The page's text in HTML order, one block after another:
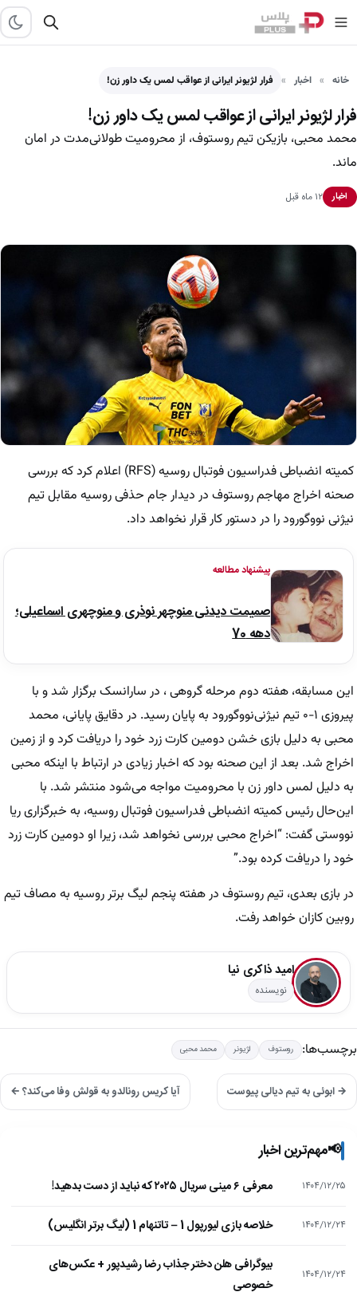
خانه اخبار فرار لژیونر ایرانی از عواقب لمس یک داور زن!
فرار لژیونر ایرانی از عواقب لمس یک داور زن!
محمد محبی، بازیکن تیم روستوف، از محرومیت طولانی‌مدت در امان
ماند.
اخبار ۱۲ ماه قبل
کمیته انضباطی فدراسیون فوتبال روسیه (RFS) اعلام کرد که بررسی
صحنه اخراج مهاجم روستوف در دیدار جام حذفی روسیه مقابل تیم
نیژنی نووگورود را در دستور کار قرار نخواهد داد.
پیشنهاد مطالعه
صمیمت دیدنی منوچهر نوذری و منوچهری اسماعیلی؛
دهه 70
این مسابقه، هفته دوم مرحله گروهی ، در سارانسک برگزار شد و با
پیروزی ۱-۰ تیم نیژنی‌نووگورود به پایان رسید. در دقایق پایانی، محمد
محبی به دلیل بازی خشن دومین کارت زرد خود را دریافت کرد و از زمین
اخراج شد. بعد از این صحنه بود که اخبار زیادی در ارتباط با اینکه محبی
به دلیل لمس داور زن با محرومیت مواجه می‌شود منتشر شد. با
این‌حال رئیس کمیته انضباطی فدراسیون فوتبال روسیه، به خبرگزاری ریا
نووستی گفت: “اخراج محبی بررسی نخواهد شد، زیرا او دومین کارت زرد
خود را دریافت کرده بود.”
در بازی بعدی، تیم روستوف در هفته پنجم لیگ برتر روسیه به مصاف تیم
روبین کازان خواهد رفت.
امید ذاکری نیا
نویسنده
برچسب‌ها: روستوف لژیونر محمد محبی
→ ابوئی به تیم دیالی پیوست آیا کریس رونالدو به قولش وفا می‌کند؟ ←
📢مهم‌ترین اخبار
۱۴۰۴/۱۲/۲۵ معرفی ۶ مینی سریال ۲۰۲۵ که نباید از دست بدهید!
۱۴۰۴/۱۲/۲۴ خلاصه بازی لیورپول 1 – تاتنهام 1 (لیگ برتر انگلیس)
۱۴۰۴/۱۲/۲۴
بیوگرافی هلن دختر جذاب رضا رشیدپور + عکس‌های
خصوصی